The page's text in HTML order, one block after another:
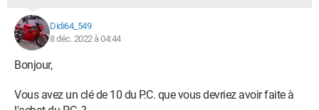
Didi64_549
8 déc. 2022 à 04:44
Bonjour,
Vous avez un clé de 10 du P.C. que vous devriez avoir faite à